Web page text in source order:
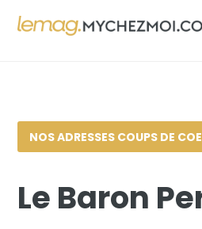
NOS ADRESSES COUPS DE
Le Baron